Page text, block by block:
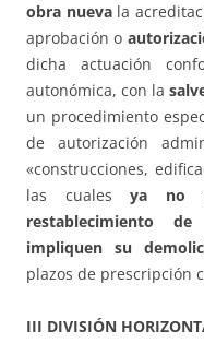
obra nuevala
aprobación o
dicha actuación
autonómica, con la
un procedimiento
de autorización
«construcciones,
las cualesya no
restablecimiento
impliquen su
plazos de prescripción
III DIVISIÓN